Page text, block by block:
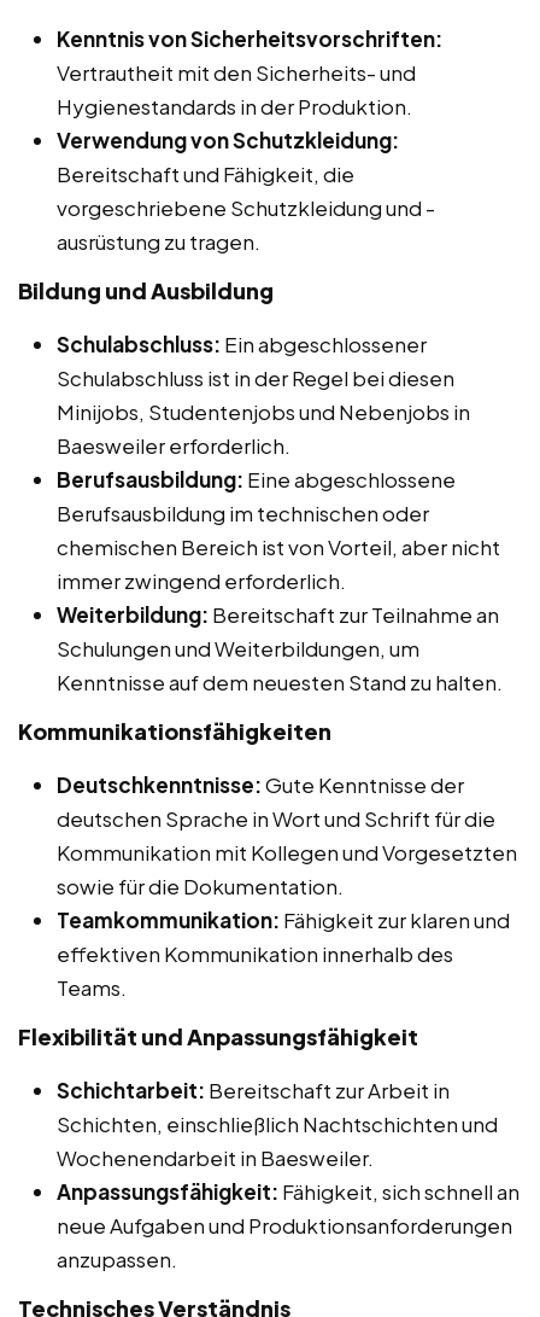
Kenntnis von Sicherheitsvorschriften:
Vertrautheit mit den Sicherheits- und
Hygienestandards in der Produktion.
Verwendung von Schutzkleidung:
Bereitschaft und Fähigkeit, die
vorgeschriebene Schutzkleidung und -
ausrüstung zu tragen.
Bildung und Ausbildung
Schulabschluss: Ein abgeschlossener
Schulabschluss ist in der Regel bei diesen
Minijobs, Studentenjobs und Nebenjobs in
Baesweiler erforderlich.
Berufsausbildung: Eine abgeschlossene
Berufsausbildung im technischen oder
chemischen Bereich ist von Vorteil, aber nicht
immer zwingend erforderlich.
Weiterbildung: Bereitschaft zur Teilnahme an
Schulungen und Weiterbildungen, um
Kenntnisse auf dem neuesten Stand zu halten.
Kommunikationsfähigkeiten
Deutschkenntnisse:Gute Kenntnisse der
deutschen Sprache in Wort und Schrift für die
Kommunikation mit Kollegen und Vorgesetzten
sowie für die Dokumentation.
Teamkommunikation: Fähigkeit zur klaren und
effektiven Kommunikation innerhalb des
Teams.
Flexibilität und Anpassungsfähigkeit
Schichtarbeit: Bereitschaft zur Arbeit in
Schichten, einschließlich Nachtschichten und
Wochenendarbeit in Baesweiler.
Anpassungsfähigkeit: Fähigkeit, sich schnell an
neue Aufgaben und Produktionsanforderungen
anzupassen.
Technisches Verständnis